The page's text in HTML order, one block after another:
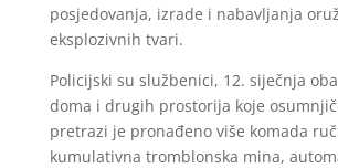
posjedovanja, izrade i nabavljanja
eksplozivnih tvari.
Policijski su službenici, 12. siječnja
doma i drugih prostorija koje
pretrazi je pronađeno više komada
kumulativna tromblonska mina,